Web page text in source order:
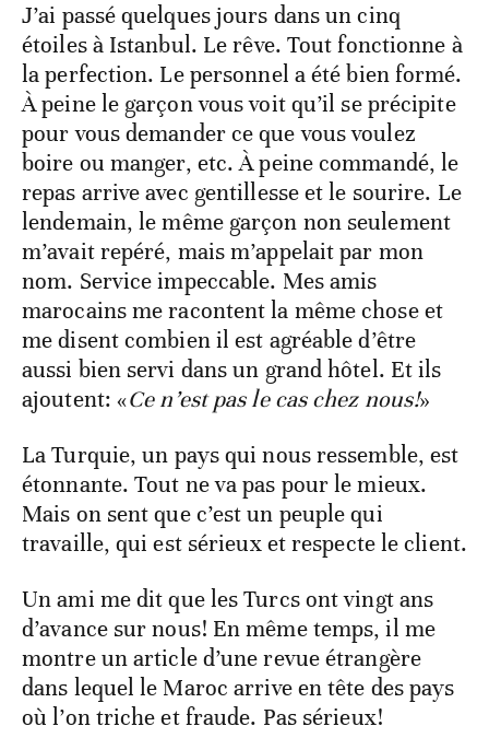
J’ai passé quelques jours dans un cinq
étoiles à Istanbul. Le rêve. Tout fonctionne à
la perfection. Le personnel a été bien formé.
À peine le garçon vous voit qu’il se précipite
pour vous demander ce que vous voulez
boire ou manger, etc. À peine commandé, le
repas arrive avec gentillesse et le sourire. Le
lendemain, le même garçon non seulement
m’avait repéré, mais m’appelait par mon
nom. Service impeccable. Mes amis
marocains me racontent la même chose et
me disent combien il est agréable d’être
aussi bien servi dans un grand hôtel. Et ils
ajoutent: «Ce n’est pas le cas chez nous!»
La Turquie, un pays qui nous ressemble, est
étonnante. Tout ne va pas pour le mieux.
Mais on sent que c’est un peuple qui
travaille, qui est sérieux et respecte le client.
Un ami me dit que les Turcs ont vingt ans
d’avance sur nous! En même temps, il me
montre un article d’une revue étrangère
dans lequel le Maroc arrive en tête des pays
où l’on triche et fraude. Pas sérieux!